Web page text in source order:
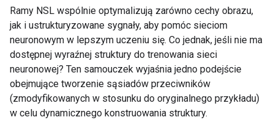
Ramy NSL wspólnie optymalizują zarówno cechy obrazu,
jak i ustrukturyzowane sygnały, aby pomóc sieciom
neuronowym w lepszym uczeniu się. Co jednak, jeśli nie ma
dostępnej wyraźnej struktury do trenowania sieci
neuronowej? Ten samouczek wyjaśnia jedno podejście
obejmujące tworzenie sąsiadów przeciwników
(zmodyfikowanych w stosunku do oryginalnego przykładu)
w celu dynamicznego konstruowania struktury.